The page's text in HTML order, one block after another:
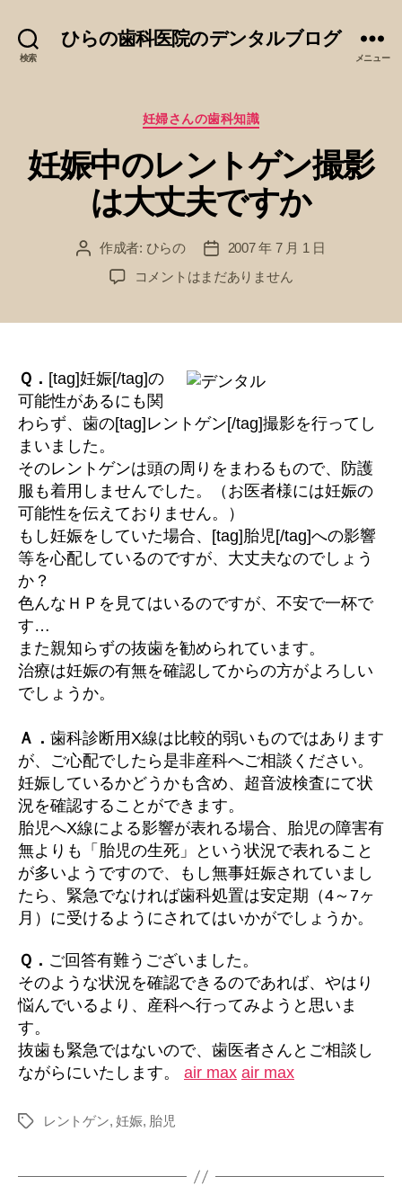
検索
ひらの歯科医院のデンタルブログ
メニュー
カ
ゴ
リ
ー
妊婦さんの歯科知識
妊娠中のレントゲン撮影
は大丈夫ですか
投 作成者: ひらの
投
稿
日
2007 年 7 月 1 日
妊
ン
ト
ゲ
ン
影
は
大
丈
夫
か
の
コメントはまだありません
Ｑ． [tag]妊娠[/tag]の
可能性があるにも関
わらず、歯の[tag]レントゲン[/tag]撮影を行ってし
まいました。
そのレントゲンは頭の周りをまわるもので、防護
服も着用しませんでした。（お医者様には妊娠の
可能性を伝えておりません。）
もし妊娠をしていた場合、[tag]胎児[/tag]への影響
等を心配しているのですが、大丈夫なのでしょう
か？
色んなＨＰを見てはいるのですが、不安で一杯で
す…
また親知らずの抜歯を勧められています。
治療は妊娠の有無を確認してからの方がよろしい
でしょうか。
Ａ． 歯科診断用X線は比較的弱いものではあります
が、ご心配でしたら是非産科へご相談ください。
妊娠しているかどうかも含め、超音波検査にて状
況を確認することができます。
胎児へX線による影響が表れる場合、胎児の障害有
無よりも「胎児の生死」という状況で表れること
が多いようですので、もし無事妊娠されていまし
たら、緊急でなければ歯科処置は安定期（4～7ヶ
月）に受けるようにされてはいかがでしょうか。
Ｑ． ご回答有難うございました。
そのような状況を確認できるのであれば、やはり
悩んでいるより、産科へ行ってみようと思いま
す。
抜歯も緊急ではないので、歯医者さんとご相談し
ながらにいたします。 air max air max
タ
レントゲン,妊娠, 胎児